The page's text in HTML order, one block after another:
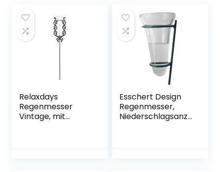
Relaxdays
Regenmesser
Vintage, mit
Esschert Design
Regenmesser,
Niederschlagsanze